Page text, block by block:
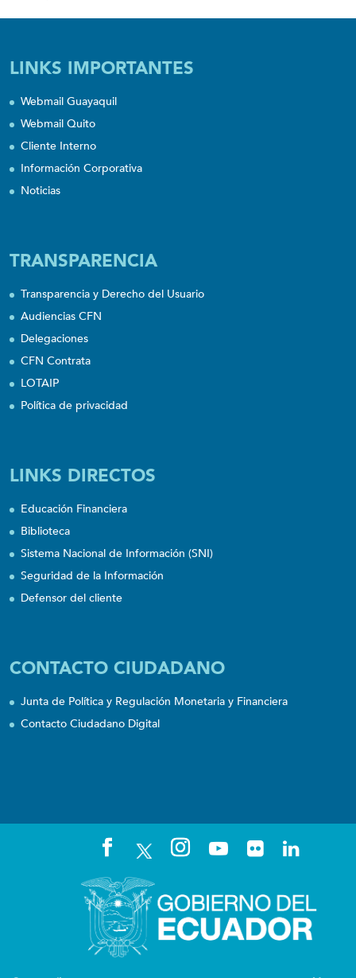
LINKS IMPORTANTES
Webmail Guayaquil
Webmail Quito
Cliente Interno
Información Corporativa
Noticias
TRANSPARENCIA
Transparencia y Derecho del Usuario
Audiencias CFN
Delegaciones
CFN Contrata
LOTAIP
Política de privacidad
LINKS DIRECTOS
Educación Financiera
Biblioteca
Sistema Nacional de Información (SNI)
Seguridad de la Información
Defensor del cliente
CONTACTO CIUDADANO
Junta de Política y Regulación Monetaria y Financiera
Contacto Ciudadano Digital